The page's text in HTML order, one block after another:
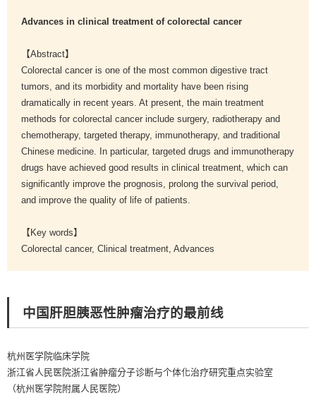
Advances in clinical treatment of colorectal cancer
【Abstract】
Colorectal cancer is one of the most common digestive tract
tumors, and its morbidity and mortality have been rising
dramatically in recent years. At present, the main treatment
methods for colorectal cancer include surgery, radiotherapy and
chemotherapy, targeted therapy, immunotherapy, and traditional
Chinese medicine. In particular, targeted drugs and immunotherapy
drugs have achieved good results in clinical treatment, which can
significantly improve the prognosis, prolong the survival period,
and improve the quality of life of patients.
【Key words】
Colorectal cancer, Clinical treatment, Advances
中国肝胆胰恶性肿瘤治疗的最前线
杭州医学院临床学院
浙江省人民医院浙江省肿瘤分子诊断与个体化治疗研究重点实验室
（杭州医学院附属人民医院）